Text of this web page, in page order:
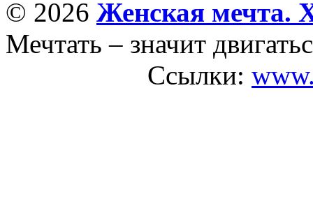
© 2026 Женская мечта.
Мечтать – значит
Ссылки: